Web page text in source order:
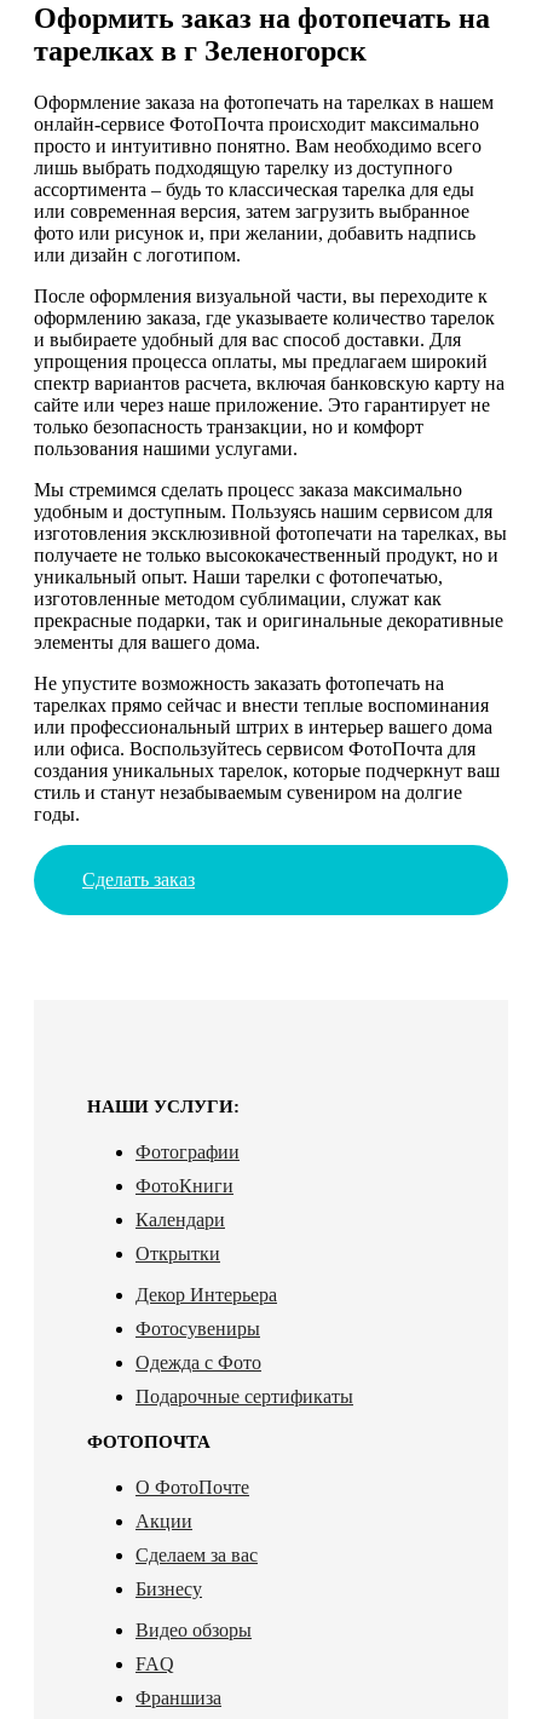
Оформить заказ на фотопечать на
тарелках в г Зеленогорск
Оформление заказа на фотопечать на тарелках в нашем
онлайн-сервисе ФотоПочта происходит максимально
просто и интуитивно понятно. Вам необходимо всего
лишь выбрать подходящую тарелку из доступного
ассортимента – будь то классическая тарелка для еды
или современная версия, затем загрузить выбранное
фото или рисунок и, при желании, добавить надпись
или дизайн с логотипом.
После оформления визуальной части, вы переходите к
оформлению заказа, где указываете количество тарелок
и выбираете удобный для вас способ доставки. Для
упрощения процесса оплаты, мы предлагаем широкий
спектр вариантов расчета, включая банковскую карту на
сайте или через наше приложение. Это гарантирует не
только безопасность транзакции, но и комфорт
пользования нашими услугами.
Мы стремимся сделать процесс заказа максимально
удобным и доступным. Пользуясь нашим сервисом для
изготовления эксклюзивной фотопечати на тарелках, вы
получаете не только высококачественный продукт, но и
уникальный опыт. Наши тарелки с фотопечатью,
изготовленные методом сублимации, служат как
прекрасные подарки, так и оригинальные декоративные
элементы для вашего дома.
Не упустите возможность заказать фотопечать на
тарелках прямо сейчас и внести теплые воспоминания
или профессиональный штрих в интерьер вашего дома
или офиса. Воспользуйтесь сервисом ФотоПочта для
создания уникальных тарелок, которые подчеркнут ваш
стиль и станут незабываемым сувениром на долгие
годы.
Сделать заказ
НАШИ УСЛУГИ:
Фотографии
ФотоКниги
Календари
Открытки
Декор Интерьера
Фотосувениры
Одежда с Фото
Подарочные сертификаты
ФОТОПОЧТА
О ФотоПочте
Акции
Сделаем за вас
Бизнесу
Видео обзоры
FAQ
Франшиза